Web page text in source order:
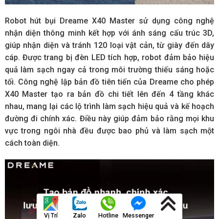
Robot hút bụi Dreame X40 Master sử dụng công nghệ
nhận diện thông minh kết hợp với ánh sáng cấu trúc 3D,
giúp nhận diện và tránh 120 loại vật cản, từ giày đến dây
cáp. Được trang bị đèn LED tích hợp, robot đảm bảo hiệu
quả làm sạch ngay cả trong môi trường thiếu sáng hoặc
tối. Công nghệ lập bản đồ tiên tiến của Dreame cho phép
X40 Master tạo ra bản đồ chi tiết lên đến 4 tầng khác
nhau, mang lại các lộ trình làm sạch hiệu quả và kế hoạch
đường đi chính xác. Điều này giúp đảm bảo rằng mọi khu
vực trong ngôi nhà đều được bao phủ và làm sạch một
cách toàn diện.
Vị Trí Zalo Hotline Messenger